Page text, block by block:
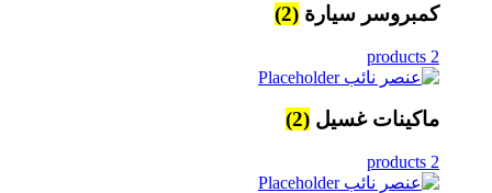
كمبروسر سيارة (2)
2 products
ماكينات غسيل (2)
2 products